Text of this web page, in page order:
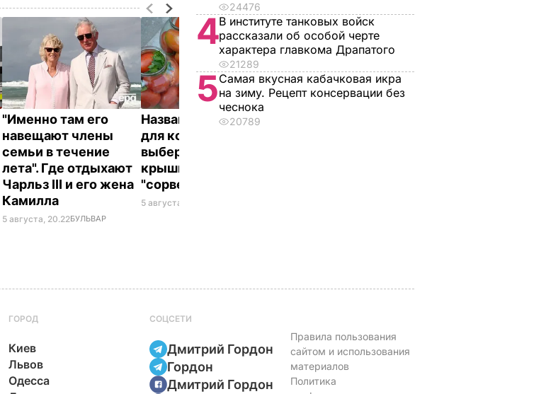
"Именно там его
навещают члены
семьи в течение
лета". Где отдыхают
Чарльз III и его жена
Камилла
5 августа, 20.22БУЛЬВАР
Названа лучшая соль
для консервации,
выберите ее – и
крышки на банках не
"сорвет"
5 августа, 19.34
24476
4В институте танковых войск
рассказали об особой черте
характера главкома Драпатого
21289
5Самая вкусная кабачковая икра
на зиму. Рецепт консервации без
чеснока
20789
ГОРОД
Киев
Львов
Одесса
СОЦСЕТИ
Дмитрий Гордон
Гордон
Дмитрий Гордон
Правила пользования
сайтом и использования
материалов
Политика